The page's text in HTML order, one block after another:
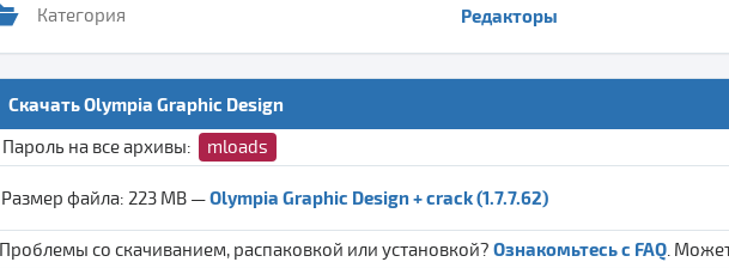
Категория Редакторы
Скачать Olympia Graphic Design
Пароль на все архивы:
mloads
Размер файла: 223 MB —Olympia Graphic Design + crack (1.7.7.62)
Проблемы со скачиванием, распаковкой или установкой? Ознакомьтесь с FAQ.